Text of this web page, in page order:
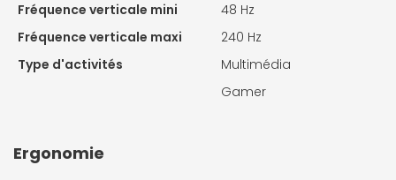
Fréquence verticale mini
48 Hz
Fréquence verticale maxi
240 Hz
Type d'activités
Multimédia
Gamer
Ergonomie